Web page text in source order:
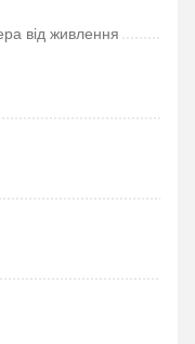
від живлення